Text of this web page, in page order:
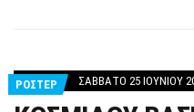
ΡΟΣΤΕΡ ΣΆΒΒΑΤΟ 25 ΙΟΥΝΊΟΥ